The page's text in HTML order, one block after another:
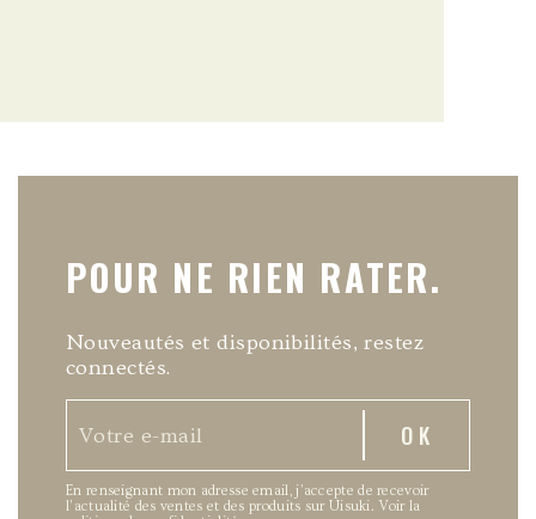
POUR NE RIEN RATER.
Nouveautés et disponibilités, restez
connectés.
En renseignant mon adresse email, j’accepte de recevoir
l’actualité des ventes et des produits sur Uisuki. Voir la